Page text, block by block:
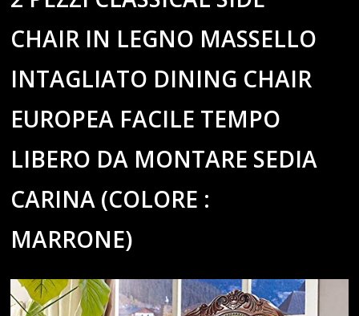
CHAIR IN LEGNO MASSELLO
INTAGLIATO DINING CHAIR
EUROPEA FACILE TEMPO
LIBERO DA MONTARE SEDIA
CARINA (COLORE :
MARRONE)